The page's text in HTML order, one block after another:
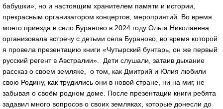
бабушки», но и настоящим хранителем памяти и истории,
прекрасным организатором концертов, мероприятий. Во время
моего приезда в село Бураново в 2024 году Ольга Николаевна
организовала встречу с детьми села Бураново, во время которой
я провела презентацию книги «Чутырский бунтарь, он же первый
русский регент в Австралии». Дети слушали, затаив дыхание
рассказ о своем земляке, о том, как Дмитрий и Юлия любили
свою Родину, как трудились они в новой стране, ни на миг, не
забывая о своём родном доме. После презентации книги ребята
задавил много вопросов о своих земляках, которые донесли до